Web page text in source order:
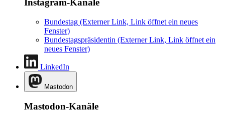
Instagram-Kanäle
Bundestag (Externer Link, Link öffnet ein neues
Fenster)
Bundestagspräsidentin (Externer Link, Link öffnet ein
neues Fenster)
LinkedIn
Mastodon
Mastodon-Kanäle